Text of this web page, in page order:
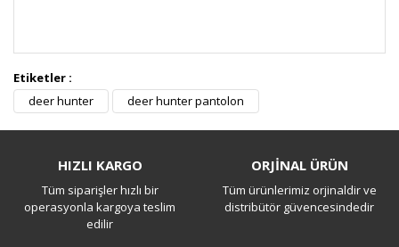
Bu ürüne ilk yorumu siz yapın!
Etiketler :
deer hunter
deer hunter pantolon
HIZLI KARGO
Tüm siparişler hızlı bir
operasyonla kargoya teslim
edilir
ORJİNAL ÜRÜN
Tüm ürünlerimiz orjinaldir ve
distribütör güvencesindedir